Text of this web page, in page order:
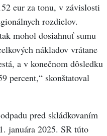
eur za tonu, v závislosti
rozdielov.
mohol dosiahnuť sumu
nákladov vrátane
a v konečnom dôsledku
percent,“ skonštatoval
pred skládkovaním
januára 2025. SR túto